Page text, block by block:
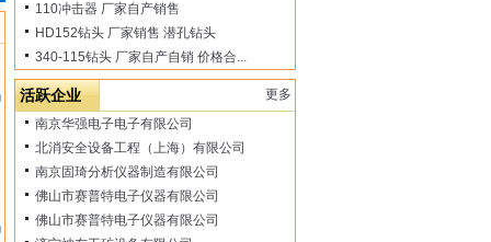
110冲击器 厂家自产销售
HD152钻头 厂家销售 潜孔钻头
340-115钻头 厂家自产自销 价格合...
活跃企业
更多
南京华强电子电子有限公司
北消安全设备工程（上海）有限公司
南京固琦分析仪器制造有限公司
佛山市赛普特电子仪器有限公司
佛山市赛普特电子仪器有限公司